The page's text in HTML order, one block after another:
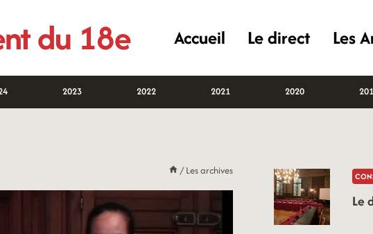
du 18e Accueil Le direct Les
2023 2022 2021 2020
/ Les archives
Le